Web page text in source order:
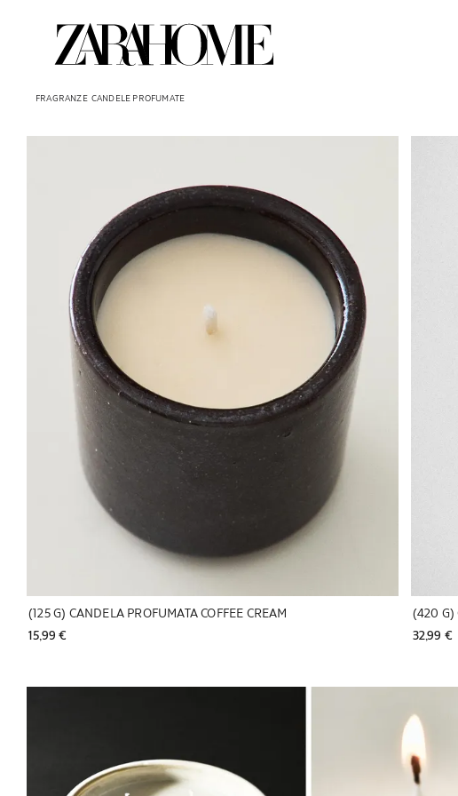
FRAGRANZE CANDELE PROFUMATE
(125 G) CANDELA PROFUMATA COFFEE CREAM
15,99 €
Immagine cambiata in 1 di 5
(420 G)
32,99 €